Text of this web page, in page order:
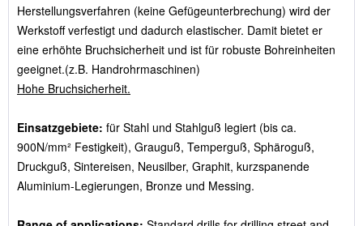
Herstellungsverfahren (keine Gefügeunterbrechung) wird der
Werkstoff verfestigt und dadurch elastischer. Damit bietet er
eine erhöhte Bruchsicherheit und ist für robuste Bohreinheiten
geeignet.(z.B. Handrohrmaschinen)
Hohe Bruchsicherheit.
Einsatzgebiete: für Stahl und Stahlguß legiert (bis ca.
900N/mm² Festigkeit), Grauguß, Temperguß, Sphäroguß,
Druckguß, Sintereisen, Neusilber, Graphit, kurzspanende
Aluminium-Legierungen, Bronze und Messing.